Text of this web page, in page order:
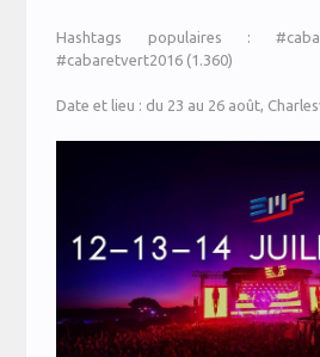
Hashtags populaires :
#cabaretvert2016 (1.360)
Date et lieu : du 23 au 26 août,